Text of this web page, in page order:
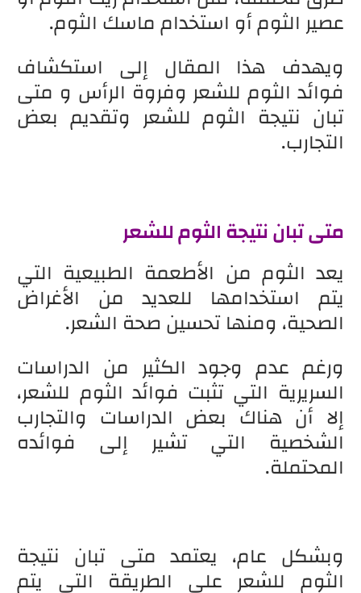
عصير الثوم أو استخدام ماسك الثوم.
ويهدف هذا المقال إلى استكشاف
فوائد الثوم للشعر وفروة الرأس و متى
تبان نتيجة الثوم للشعر وتقديم بعض
التجارب.
متى تبان نتيجة الثوم للشعر
يعد الثوم من الأطعمة الطبيعية التي
يتم استخدامها للعديد من الأغراض
الصحية، ومنها تحسين صحة الشعر.
ورغم عدم وجود الكثير من الدراسات
السريرية التي تثبت فوائد الثوم للشعر،
إلا أن هناك بعض الدراسات والتجارب
الشخصية التي تشير إلى فوائده
المحتملة.
وبشكل عام، يعتمد متى تبان نتيجة
الثوم للشعر على الطريقة التي يتم